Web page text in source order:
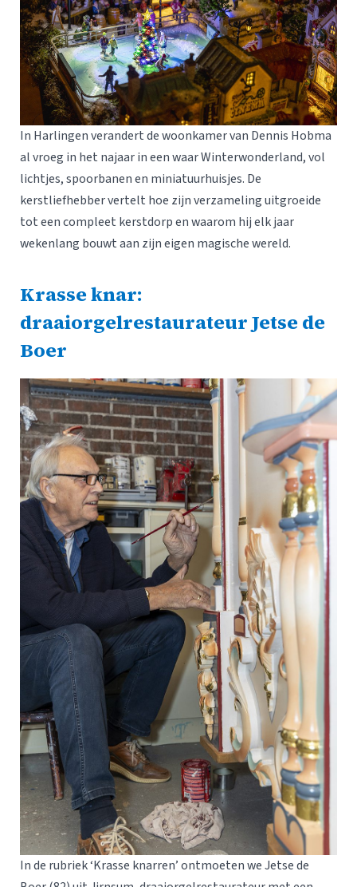
In Harlingen verandert de woonkamer van Dennis Hobma
al vroeg in het najaar in een waar Winterwonderland, vol
lichtjes, spoorbanen en miniatuurhuisjes. De
kerstliefhebber vertelt hoe zijn verzameling uitgroeide
tot een compleet kerstdorp en waarom hij elk jaar
wekenlang bouwt aan zijn eigen magische wereld.
Krasse knar:
draaiorgelrestaurateur Jetse de
Boer
In de rubriek ‘Krasse knarren’ ontmoeten we Jetse de